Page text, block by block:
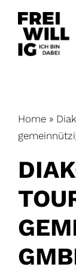
content
Home »